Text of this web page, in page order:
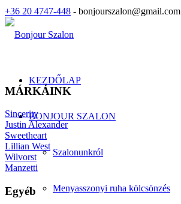
+36 20 4747-448 - bonjourszalon@gmail.com
KEZDŐLAP
BONJOUR SZALON
Szalonunkról
Menyasszonyi ruha kölcsönzés
MÁRKÁINK
Sincerity
Justin Alexander
Sweetheart
Lillian West
Wilvorst
Manzetti
Egyéb